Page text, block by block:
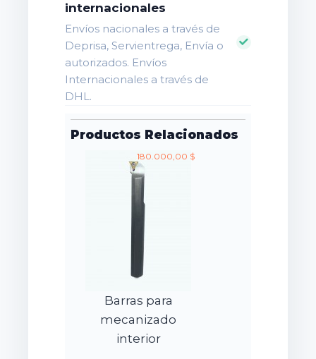
internacionales
Envíos nacionales a través de
Deprisa, Servientrega, Envía o
autorizados. Envíos
Internacionales a través de
DHL.
Productos Relacionados
Barras para
mecanizado
interior
180.000,00 $